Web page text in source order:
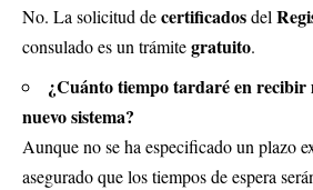
No. La solicitud decertificadosdel
consulado es un trámitegratuito.
¿Cuánto tiempo tardaré en recibir
nuevo sistema?
Aunque no se ha especificado un plazo
asegurado que los tiempos de espera